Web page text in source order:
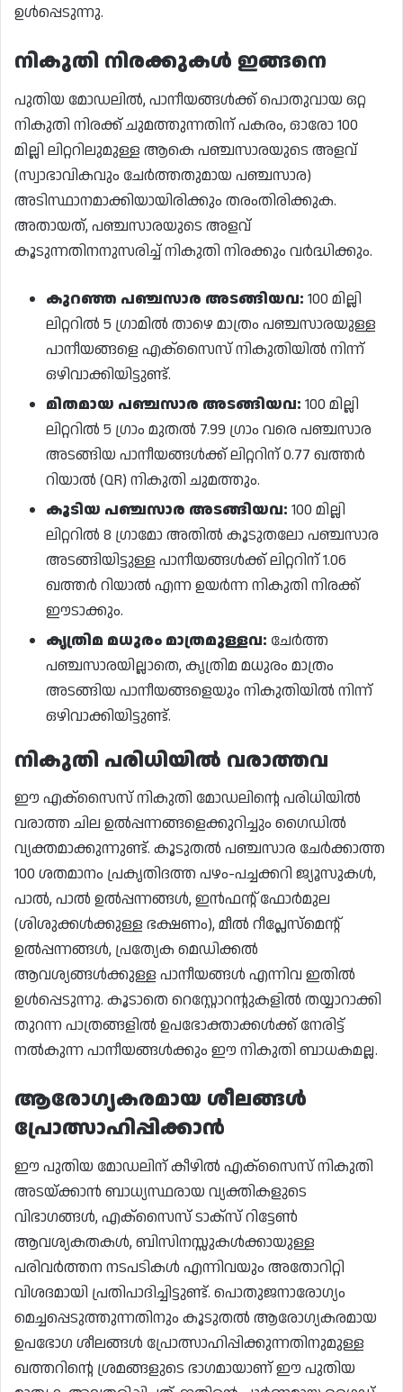
ഉൾപ്പെടുന്നു.
നികുതി നിരക്കുകൾ ഇങ്ങനെ
പുതിയ മോഡലിൽ, പാനീയങ്ങൾക്ക് പൊതുവായ ഒറ്റ
നികുതി നിരക്ക് ചുമത്തുന്നതിന് പകരം, ഓരോ 100
മില്ലി ലിറ്ററിലുമുള്ള ആകെ പഞ്ചസാരയുടെ അളവ്
(സ്വാഭാവികവും ചേർത്തതുമായ പഞ്ചസാര)
അടിസ്ഥാനമാക്കിയായിരിക്കും തരംതിരിക്കുക.
അതായത്, പഞ്ചസാരയുടെ അളവ്
കൂടുന്നതിനനുസരിച്ച് നികുതി നിരക്കും വർദ്ധിക്കും.
കുറഞ്ഞ പഞ്ചസാര അടങ്ങിയവ: 100 മില്ലി
ലിറ്ററിൽ 5 ഗ്രാമിൽ താഴെ മാത്രം പഞ്ചസാരയുള്ള
പാനീയങ്ങളെ എക്സൈസ് നികുതിയിൽ നിന്ന്
ഒഴിവാക്കിയിട്ടുണ്ട്.
മിതമായ പഞ്ചസാര അടങ്ങിയവ: 100 മില്ലി
ലിറ്ററിൽ 5 ഗ്രാം മുതൽ 7.99 ഗ്രാം വരെ പഞ്ചസാര
അടങ്ങിയ പാനീയങ്ങൾക്ക് ലിറ്ററിന് 0.77 ഖത്തർ
റിയാൽ (QR) നികുതി ചുമത്തും.
കൂടിയ പഞ്ചസാര അടങ്ങിയവ: 100 മില്ലി
ലിറ്ററിൽ 8 ഗ്രാമോ അതിൽ കൂടുതലോ പഞ്ചസാര
അടങ്ങിയിട്ടുള്ള പാനീയങ്ങൾക്ക് ലിറ്ററിന് 1.06
ഖത്തർ റിയാൽ എന്ന ഉയർന്ന നികുതി നിരക്ക്
ഈടാക്കും.
കൃത്രിമ മധുരം മാത്രമുള്ളവ: ചേർത്ത
പഞ്ചസാരയില്ലാതെ, കൃത്രിമ മധുരം മാത്രം
അടങ്ങിയ പാനീയങ്ങളെയും നികുതിയിൽ നിന്ന്
ഒഴിവാക്കിയിട്ടുണ്ട്.
നികുതി പരിധിയിൽ വരാത്തവ
ഈ എക്സൈസ് നികുതി മോഡലിന്റെ പരിധിയിൽ
വരാത്ത ചില ഉൽപ്പന്നങ്ങളെക്കുറിച്ചും ഗൈഡിൽ
വ്യക്തമാക്കുന്നുണ്ട്. കൂടുതൽ പഞ്ചസാര ചേർക്കാത്ത
100 ശതമാനം പ്രകൃതിദത്ത പഴം-പച്ചക്കറി ജ്യൂസുകൾ,
പാൽ, പാൽ ഉൽപ്പന്നങ്ങൾ, ഇൻഫന്റ് ഫോർമുല
(ശിശുക്കൾക്കുള്ള ഭക്ഷണം), മീൽ റീപ്ലേസ്‌മെന്റ്
ഉൽപ്പന്നങ്ങൾ, പ്രത്യേക മെഡിക്കൽ
ആവശ്യങ്ങൾക്കുള്ള പാനീയങ്ങൾ എന്നിവ ഇതിൽ
ഉൾപ്പെടുന്നു. കൂടാതെ റെസ്റ്റോറന്റുകളിൽ തയ്യാറാക്കി
തുറന്ന പാത്രങ്ങളിൽ ഉപഭോക്താക്കൾക്ക് നേരിട്ട്
നൽകുന്ന പാനീയങ്ങൾക്കും ഈ നികുതി ബാധകമല്ല.
ആരോഗ്യകരമായ ശീലങ്ങൾ
പ്രോത്സാഹിപ്പിക്കാൻ
ഈ പുതിയ മോഡലിന് കീഴിൽ എക്സൈസ് നികുതി
അടയ്ക്കാൻ ബാധ്യസ്ഥരായ വ്യക്തികളുടെ
വിഭാഗങ്ങൾ, എക്സൈസ് ടാക്സ് റിട്ടേൺ
ആവശ്യകതകൾ, ബിസിനസ്സുകൾക്കായുള്ള
പരിവർത്തന നടപടികൾ എന്നിവയും അതോറിറ്റി
വിശദമായി പ്രതിപാദിച്ചിട്ടുണ്ട്. പൊതുജനാരോഗ്യം
മെച്ചപ്പെടുത്തുന്നതിനും കൂടുതൽ ആരോഗ്യകരമായ
ഉപഭോഗ ശീലങ്ങൾ പ്രോത്സാഹിപ്പിക്കുന്നതിനുമുള്ള
ഖത്തറിന്റെ ശ്രമങ്ങളുടെ ഭാഗമായാണ് ഈ പുതിയ